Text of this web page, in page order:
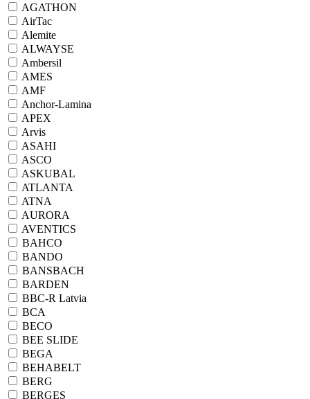
AGATHON
AirTac
Alemite
ALWAYSE
Ambersil
AMES
AMF
Anchor-Lamina
APEX
Arvis
ASAHI
ASCO
ASKUBAL
ATLANTA
ATNA
AURORA
AVENTICS
BAHCO
BANDO
BANSBACH
BARDEN
BBC-R Latvia
BCA
BECO
BEE SLIDE
BEGA
BEHABELT
BERG
BERGES